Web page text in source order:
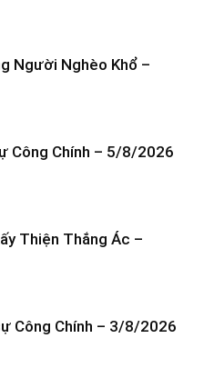
Người Nghèo Khổ –
Công Chính – 5/8/2026
Thiện Thắng Ác –
Công Chính – 3/8/2026